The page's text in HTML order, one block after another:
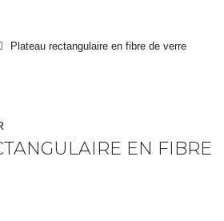
Plateau rectangulaire en fibre de verre
EN FIBRE